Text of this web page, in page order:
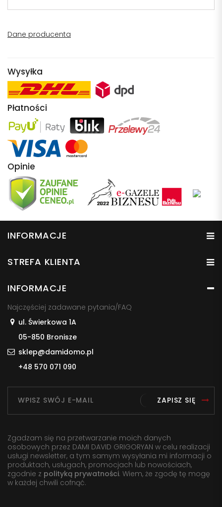
Dane producenta
Wysyłka
Płatności
Opinie
INFORMACJE
STREFA KLIENTA
INFORMACJE
Najczęściej zadawane pytania/FAQ
ul. Świerkowa 1A
05-850 Bronisze
sklep@damidomo.pl
+48 570 071 090
ZAPISZ SIĘ
Zgadzam się na przetwarzanie moich danych
osobowych przez DAMI DAVID GRIGORYAN w celu realizacji
usługi newsletter, a tym samym wysyłania mi informacji o
produktach, usługach, promocjach lub nowościach,
zgodnie z polityką prywatności. Wiem, że zgodę tę mogę
w każdej chwili cofnąć.